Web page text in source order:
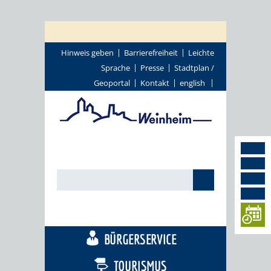
Hinweis geben Barrierefreiheit
Leichte
Sprache
Presse
Stadtplan /
Geoportal
Kontakt english
BÜRGERSERVICE
TOURISMUS